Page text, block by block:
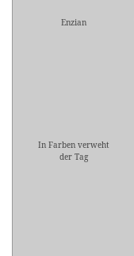
Enzian
In Farben verweht
der Tag